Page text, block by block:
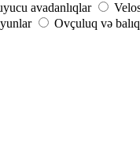
avadanlıqlar
Ovçuluq və